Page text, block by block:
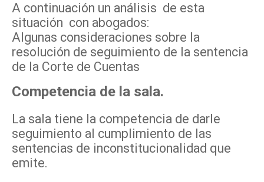
A continuación un análisis de esta
situación con abogados:
Algunas consideraciones sobre la
resolución de seguimiento de la sentencia
de la Corte de Cuentas
Competencia de la sala.
La sala tiene la competencia de darle
seguimiento al cumplimiento de las
sentencias de inconstitucionalidad que
emite.